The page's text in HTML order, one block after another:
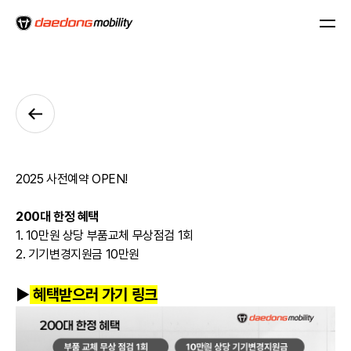
2025 사전예약 OPEN!
200대 한정 혜택
1. 10만원 상당 부품교체 무상점검 1회
2. 기기변경지원금 10만원
▶ 혜택받으러 가기 링크